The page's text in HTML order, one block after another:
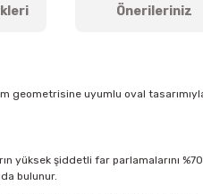
Önerileriniz
uyumlu oval
yüksek şiddetli far parlamalarını
bulunur.